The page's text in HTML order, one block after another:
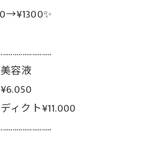
容液
ィクト¥11.000